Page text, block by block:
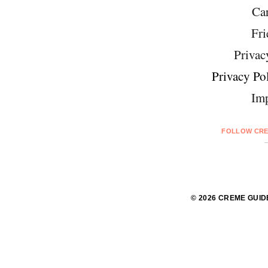
Privacy
FOLLOW
© 2026 CREME